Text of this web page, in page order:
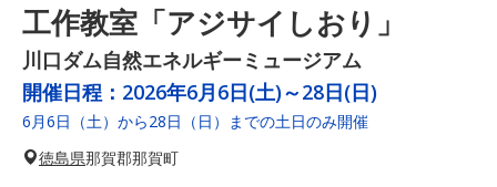
工作教室「アジサイしおり」
川口ダム自然エネルギーミュージアム
開催日程： 2026年6月6日(土)～28日(日)
6月6日（土）から28日（日）までの土日のみ開催
徳島県那賀郡那賀町